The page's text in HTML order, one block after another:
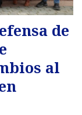
de
al